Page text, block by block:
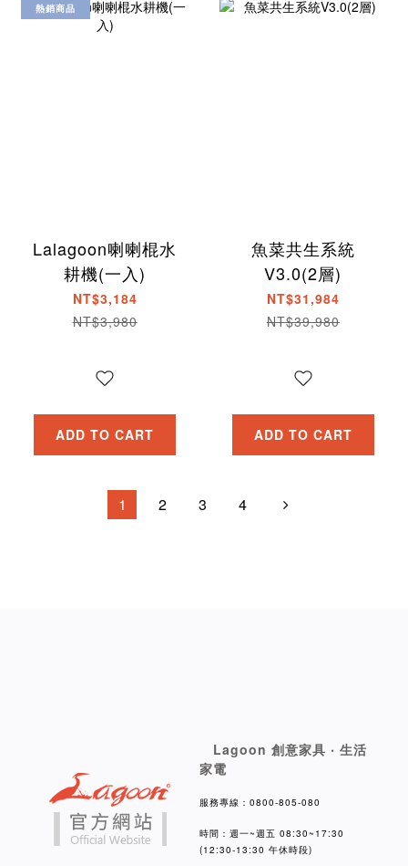
熱銷商品
Lalagoon喇喇棍水
耕機(一入)
NT$3,184
NT$3,980
ADD TO CART
魚菜共生系統
V3.0(2層)
NT$31,984
NT$39,980
ADD TO CART
1 2 3 4
Lagoon 創意家具 ‧ 生活
家電
服務專線：0800-805-080
時間：週一~週五 08:30~17:30
(12:30-13:30 午休時段)